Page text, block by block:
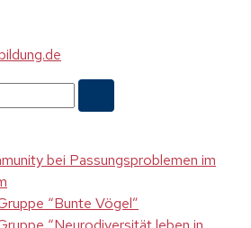
bei Passungsproblemen im
“Bunte Vögel”